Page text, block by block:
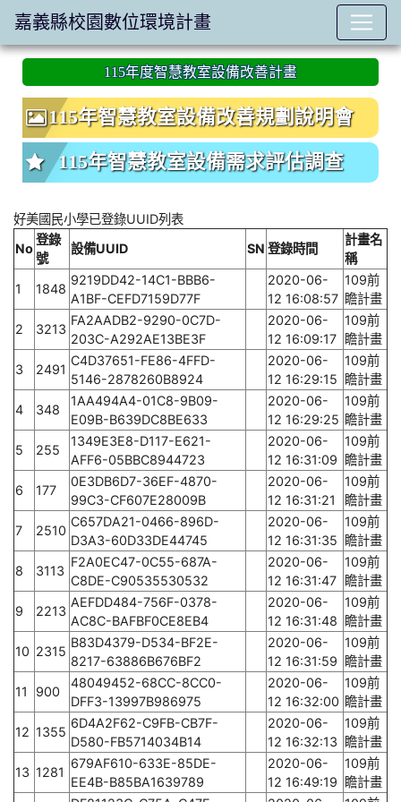
:::
115年度智慧教室設備改善計畫
115年智慧教室設備改善規劃說明會
115年智慧教室設備需求評估調查
好美國民小學已登錄UUID列表
No
登錄
號
設備UUID SN 登錄時間
計畫名
稱
1
1848
9219DD42-14C1-BBB6-
A1BF-CEFD7159D77F
2020-06-
12 16:08:57
109前
瞻計畫
2
3213
FA2AADB2-9290-0C7D-
203C-A292AE13BE3F
2020-06-
12 16:09:17
109前
瞻計畫
3
2491
C4D37651-FE86-4FFD-
5146-2878260B8924
2020-06-
12 16:29:15
109前
瞻計畫
4
348
1AA494A4-01C8-9B09-
E09B-B639DC8BE633
2020-06-
12 16:29:25
109前
瞻計畫
5
255
1349E3E8-D117-E621-
AFF6-05BBC8944723
2020-06-
12 16:31:09
109前
瞻計畫
6
177
0E3DB6D7-36EF-4870-
99C3-CF607E28009B
2020-06-
12 16:31:21
109前
瞻計畫
7
2510
C657DA21-0466-896D-
D3A3-60D33DE44745
2020-06-
12 16:31:35
109前
瞻計畫
8
3113
F2A0EC47-0C55-687A-
C8DE-C90535530532
2020-06-
12 16:31:47
109前
瞻計畫
9
2213
AEFDD484-756F-0378-
AC8C-BAFBF0CE8EB4
2020-06-
12 16:31:48
109前
瞻計畫
10 2315
B83D4379-D534-BF2E-
8217-63886B676BF2
2020-06-
12 16:31:59
109前
瞻計畫
11
900
48049452-68CC-8CC0-
DFF3-13997B986975
2020-06-
12 16:32:00
109前
瞻計畫
12 1355
6D4A2F62-C9FB-CB7F-
D580-FB5714034B14
2020-06-
12 16:32:13
109前
瞻計畫
13 1281
679AF610-633E-85DE-
EE4B-B85BA1639789
2020-06-
12 16:49:19
109前
瞻計畫
嘉義縣校園數位環境計畫